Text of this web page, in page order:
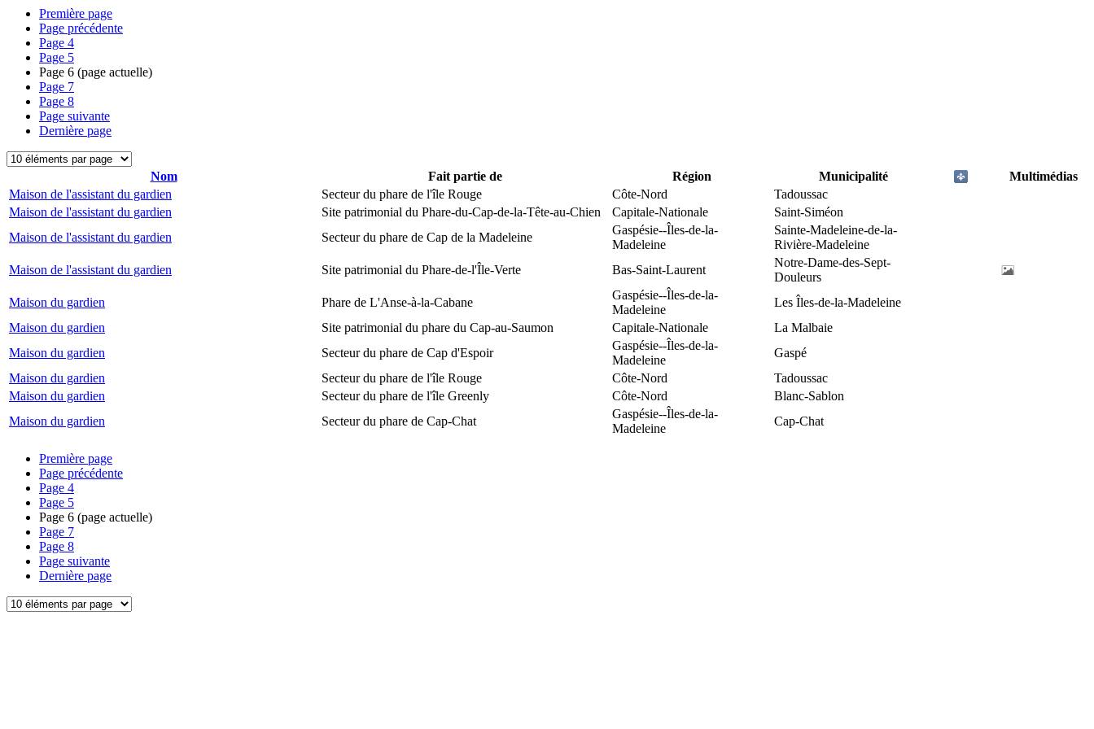
Première page
Page précédente
Page 4
Page 5
Page 6 (page actuelle)
Page 7
Page 8
Page suivante
Dernière page
Nom Fait partie de Région Municipalité
Multimédias
Maison de l'assistant du gardien
Secteur du phare de l'île Rouge Côte-Nord
Tadoussac
Maison de l'assistant du gardien
Site patrimonial du Phare-du-Cap-de-la-Tête-au-Chien Capitale-Nationale
Saint-Siméon
Maison de l'assistant du gardien
Secteur du phare de Cap de la Madeleine
Gaspésie--Îles-de-la-
Madeleine
Sainte-Madeleine-de-la-
Rivière-Madeleine
Maison de l'assistant du gardien
Site patrimonial du Phare-de-l'Île-Verte Bas-Saint-Laurent
Notre-Dame-des-Sept-
Douleurs
Maison du gardien
Phare de L'Anse-à-la-Cabane
Gaspésie--Îles-de-la-
Madeleine
Les Îles-de-la-Madeleine
Maison du gardien
Site patrimonial du phare du Cap-au-Saumon Capitale-Nationale
La Malbaie
Maison du gardien
Secteur du phare de Cap d'Espoir
Gaspésie--Îles-de-la-
Madeleine
Gaspé
Maison du gardien
Secteur du phare de l'île Rouge Côte-Nord
Tadoussac
Maison du gardien
Secteur du phare de l'île Greenly Côte-Nord
Blanc-Sablon
Maison du gardien
Secteur du phare de Cap-Chat
Gaspésie--Îles-de-la-
Madeleine
Cap-Chat
Première page
Page précédente
Page 4
Page 5
Page 6 (page actuelle)
Page 7
Page 8
Page suivante
Dernière page